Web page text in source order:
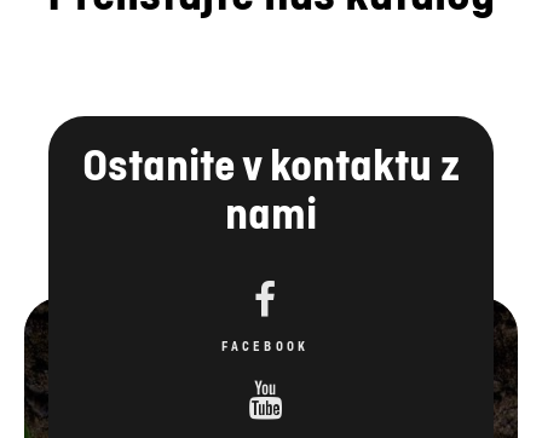
Ostanite v kontaktu z
nami
FACEBOOK